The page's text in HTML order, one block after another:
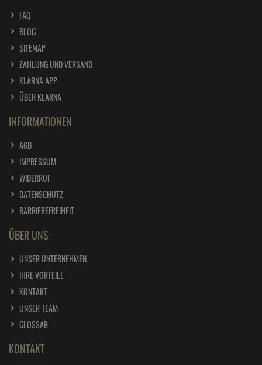
FAQ
BLOG
SITEMAP
ZAHLUNG UND VERSAND
KLARNA APP
ÜBER KLARNA
INFORMATIONEN
AGB
IMPRESSUM
WIDERRUF
DATENSCHUTZ
BARRIEREFREIHEIT
ÜBER UNS
UNSER UNTERNEHMEN
IHRE VORTEILE
KONTAKT
UNSER TEAM
GLOSSAR
KONTAKT